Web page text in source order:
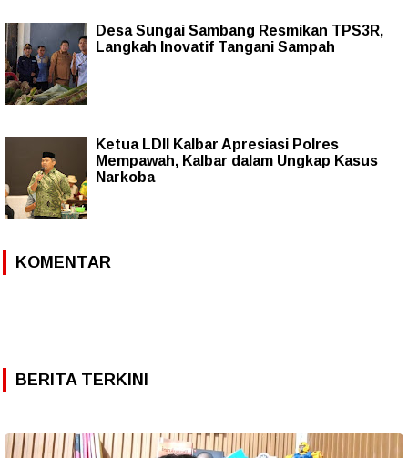
Desa Sungai Sambang Resmikan TPS3R,
Langkah Inovatif Tangani Sampah
Ketua LDII Kalbar Apresiasi Polres
Mempawah, Kalbar dalam Ungkap Kasus
Narkoba
KOMENTAR
BERITA TERKINI